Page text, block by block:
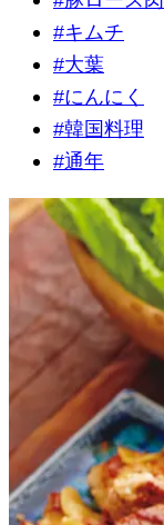
#キムチ
#大葉
#にんにく
#韓国料理
#通年